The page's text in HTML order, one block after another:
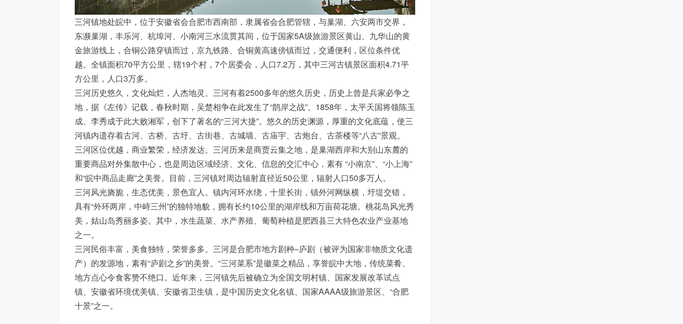
三河镇地处皖中，位于安徽省会合肥市西南部，隶属省会合肥管辖，与巢湖、六安两市交界，
东濒巢湖，丰乐河、杭埠河、小南河三水流贯其间，位于国家5A级旅游景区黄山、九华山的黄
金旅游线上，合铜公路穿镇而过，京九铁路、合铜黄高速傍镇而过，交通便利，区位条件优
越。全镇面积70平方公里，辖19个村，7个居委会，人口7.2万，其中三河古镇景区面积4.71平
方公里，人口3万多。
三河历史悠久，文化灿烂，人杰地灵。三河有着2500多年的悠久历史，历史上曾是兵家必争之
地，据《左传》记载，春秋时期，吴楚相争在此发生了“鹊岸之战”。1858年，太平天国将领陈玉
成、李秀成于此大败湘军，创下了著名的“三河大捷”。悠久的历史渊源，厚重的文化底蕴，使三
河镇内遗存着古河、古桥、古圩、古街巷、古城墙、古庙宇、古炮台、古茶楼等“八古”景观。
三河区位优越，商业繁荣，经济发达。三河历来是商贾云集之地，是巢湖西岸和大别山东麓的
重要商品对外集散中心，也是周边区域经济、文化、信息的交汇中心，素有 “小南京”、“小上海”
和“皖中商品走廊”之美誉。目前，三河镇对周边辐射直径近50公里，辐射人口50多万人。
三河风光旖旎，生态优美，景色宜人。镇内河环水绕，十里长街，镇外河网纵横，圩堤交错，
具有“外环两岸，中峙三州”的独特地貌，拥有长约10公里的湖岸线和万亩荷花塘。桃花岛风光秀
美，姑山岛秀丽多姿。其中，水生蔬菜、水产养殖、葡萄种植是肥西县三大特色农业产业基地
之一。
三河民俗丰富，美食独特，荣誉多多。三河是合肥市地方剧种–庐剧（被评为国家非物质文化遗
产）的发源地，素有“庐剧之乡”的美誉。“三河菜系”是徽菜之精品，享誉皖中大地，传统菜肴、
地方点心令食客赞不绝口。近年来，三河镇先后被确立为全国文明村镇、国家发展改革试点
镇、安徽省环境优美镇、安徽省卫生镇，是中国历史文化名镇、国家AAAA级旅游景区、“合肥
十景”之一。